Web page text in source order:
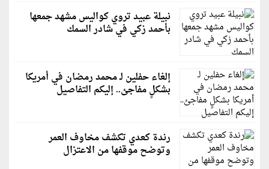
نبيلة عبيد تروي كواليس مشهد جمعها
بأحمد زكي في شادر السمك
إلغاء حفلين لـ محمد رمضان في أمريكا
بشكلٍ مفاجئ.. إليكم التفاصيل
رندة كعدي تكشف مخاوف العمر
وتوضح موقفها من الاعتزال